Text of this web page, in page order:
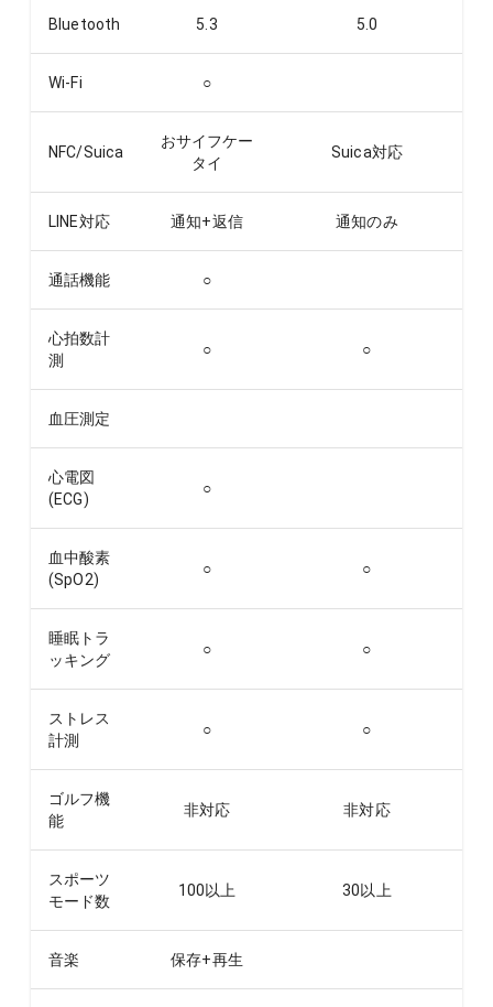
Bluetooth 5.3 5.0
Wi-Fi ○
NFC/Suica
おサイフケー
タイ
Suica対応
LINE対応 通知+返信 通知のみ
通話機能 ○
心拍数計
測
○ ○
血圧測定
心電図
(ECG)
○
血中酸素
(SpO2)
○ ○
睡眠トラ
ッキング
○ ○
ストレス
計測
○ ○
ゴルフ機
能
非対応 非対応
スポーツ
モード数
100以上 30以上
音楽 保存+再生